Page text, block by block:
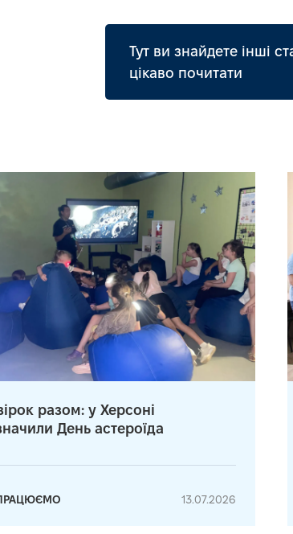
Тут ви знайдете інші
цікаво почитати
разом: у Херсоні
День астероїда
13.07.2026